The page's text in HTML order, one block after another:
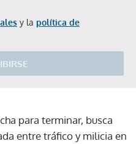
y la política de
para terminar, busca
entre tráfico y milicia en